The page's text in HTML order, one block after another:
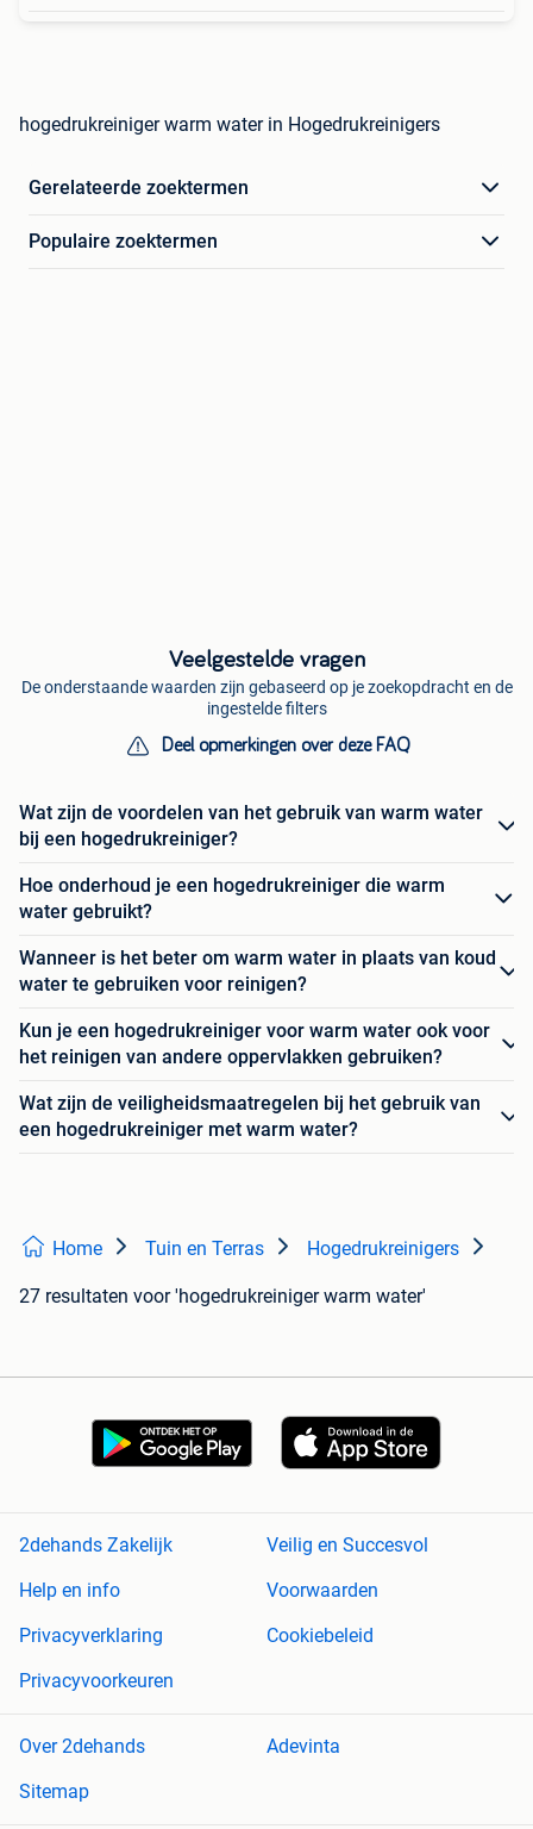
hogedrukreiniger warm water in Hogedrukreinigers
Gerelateerde zoektermen
Populaire zoektermen
Veelgestelde vragen
De onderstaande waarden zijn gebaseerd op je zoekopdracht en de
ingestelde filters
Deel opmerkingen over deze FAQ
Wat zijn de voordelen van het gebruik van warm water
bij een hogedrukreiniger?
Hoe onderhoud je een hogedrukreiniger die warm
water gebruikt?
Wanneer is het beter om warm water in plaats van koud
water te gebruiken voor reinigen?
Kun je een hogedrukreiniger voor warm water ook voor
het reinigen van andere oppervlakken gebruiken?
Wat zijn de veiligheidsmaatregelen bij het gebruik van
een hogedrukreiniger met warm water?
Home Tuin en Terras Hogedrukreinigers
27 resultaten voor 'hogedrukreiniger warm water'
2dehands Zakelijk
Veilig en Succesvol
Help en info
Voorwaarden
Privacyverklaring
Cookiebeleid
Privacyvoorkeuren
Over 2dehands
Adevinta
Sitemap